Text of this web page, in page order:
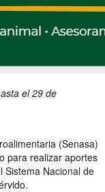
el 29 de
(Senasa)
para realizar aportes
Sistema Nacional de